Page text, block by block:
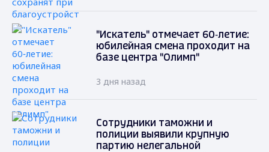
"Искатель" отмечает 60‑летие:
юбилейная смена проходит на
базе центра "Олимп"
3 дня назад
Сотрудники таможни и
полиции выявили крупную
партию нелегальной